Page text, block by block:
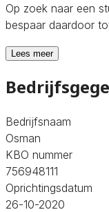
Op zoek naar een
bespaar daardoor
Lees meer
Bedrijfsnaam
Osman
KBO nummer
756948111
Oprichtingsdatum
26-10-2020